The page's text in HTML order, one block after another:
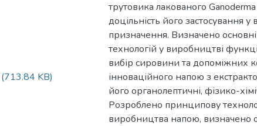
(713.84 KB)
трутовика лакованого
доцільність його застосування
призначення. Визначено
технологій у виробництві
вибір сировини та допоміжних
інноваційного напою з
його органолептичні, фізико-
Розроблено принципову
виробництва напою,